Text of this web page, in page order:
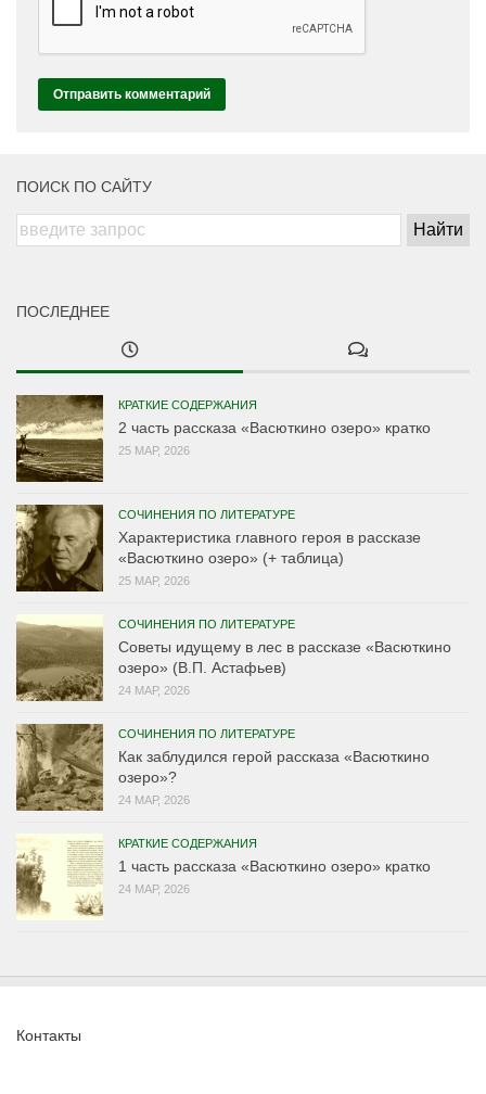
ПОИСК ПО САЙТУ
ПОСЛЕДНЕЕ
КРАТКИЕ СОДЕРЖАНИЯ
2 часть рассказа «Васюткино озеро» кратко
25 МАР, 2026
СОЧИНЕНИЯ ПО ЛИТЕРАТУРЕ
Характеристика главного героя в рассказе
«Васюткино озеро» (+ таблица)
25 МАР, 2026
СОЧИНЕНИЯ ПО ЛИТЕРАТУРЕ
Советы идущему в лес в рассказе «Васюткино
озеро» (В.П. Астафьев)
24 МАР, 2026
СОЧИНЕНИЯ ПО ЛИТЕРАТУРЕ
Как заблудился герой рассказа «Васюткино
озеро»?
24 МАР, 2026
КРАТКИЕ СОДЕРЖАНИЯ
1 часть рассказа «Васюткино озеро» кратко
24 МАР, 2026
Контакты